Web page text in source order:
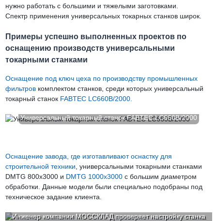
нужно работать с большими и тяжелыми заготовками.
Спектр применения универсальных токарных станков широк.
Примеры успешно выполненных проектов по
оснащению производств универсальными
токарными станками
Оснащение под ключ цеха по производству промышленных
фильтровкомплектом станков, среди которых универсальный
токарный станок FABTEC LC660B/2000.
Универсальный токарный станок FABTEC LC660B/2000
Оснащение завода, где изготавливают оснастку для
строительной техники , универсальными токарными станками
DMTG 800x3000 и DMTG 1000x3000с большим диаметром
обработки. Данные модели были специально подобраны под
техническое задание клиента.
Инженер компании МОССКЛАД проверяет настройку станка